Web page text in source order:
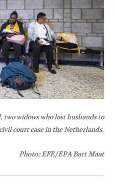
widows who lost husbands to
court case in the Netherlands.
Photo: EFE/EPA Bart Maat